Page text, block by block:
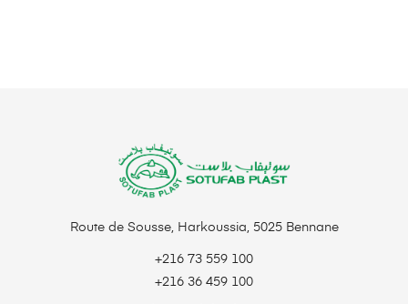
Route de Sousse, Harkoussia, 5025 Bennane
+216 73 559 100
+216 36 459 100